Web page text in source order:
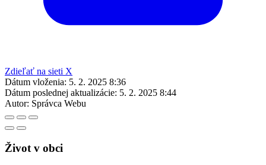
Zdieľať na sieti X
Dátum vloženia: 5. 2. 2025 8:36
Dátum poslednej aktualizácie: 5. 2. 2025 8:44
Autor: Správca Webu
Život v obci